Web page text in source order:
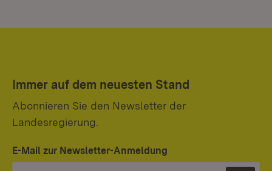
Immer auf dem neuesten Stand
Abonnieren Sie den Newsletter der
Landesregierung.
E-Mail zur Newsletter-Anmeldung